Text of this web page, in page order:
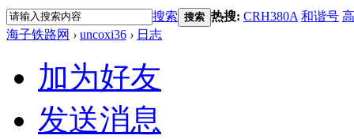
搜索 搜索 热搜: CRH380A 和谐号
海子铁路网 › uncoxi36 › 日志
加为好友
发送消息